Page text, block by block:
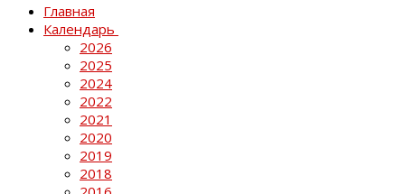
Главная
Календарь
2026
2025
2024
2022
2021
2020
2019
2018